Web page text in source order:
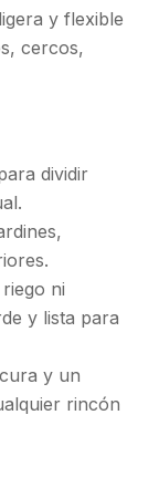
y flexible
cercos,
dividir
ni
y lista para
y un
rincón